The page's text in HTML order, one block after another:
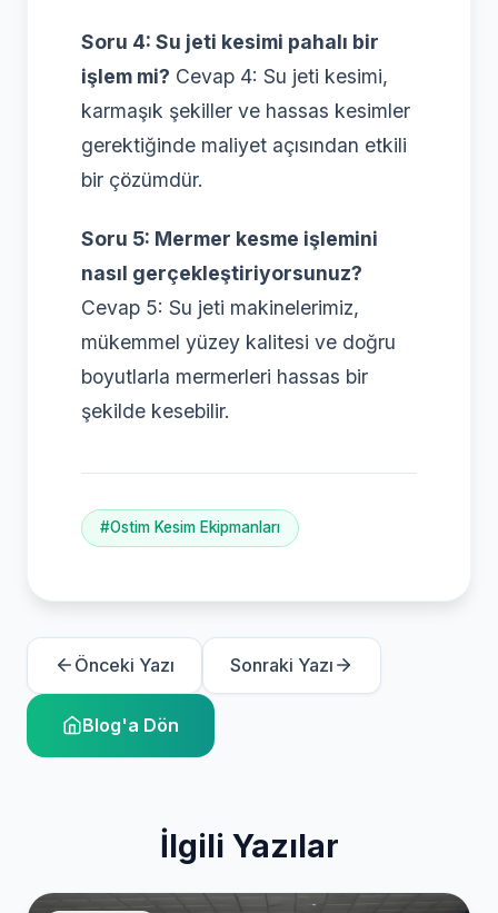
Soru 4: Su jeti kesimi pahalı bir
işlem mi? Cevap 4: Su jeti kesimi,
karmaşık şekiller ve hassas kesimler
gerektiğinde maliyet açısından etkili
bir çözümdür.
Soru 5: Mermer kesme işlemini
nasıl gerçekleştiriyorsunuz?
Cevap 5: Su jeti makinelerimiz,
mükemmel yüzey kalitesi ve doğru
boyutlarla mermerleri hassas bir
şekilde kesebilir.
#Ostim Kesim Ekipmanları
Önceki Yazı Sonraki Yazı
Blog'a Dön
İlgili Yazılar